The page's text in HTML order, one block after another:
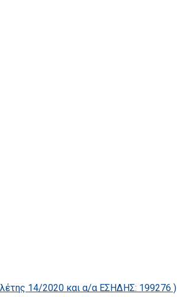
14/2020 και α/α ΕΣΗΔΗΣ: 199276 )